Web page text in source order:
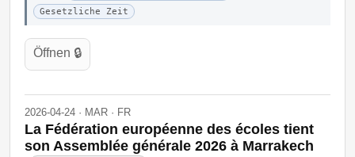
Gesetzliche Zeit
Öffnen 🔒
2026-04-24 · MAR · FR
La Fédération européenne des écoles tient
son Assemblée générale 2026 à Marrakech